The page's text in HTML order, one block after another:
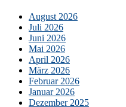
August 2026
Juli 2026
Juni 2026
Mai 2026
April 2026
März 2026
Februar 2026
Januar 2026
Dezember 2025